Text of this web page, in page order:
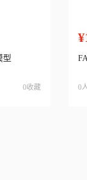
型
0收藏 0